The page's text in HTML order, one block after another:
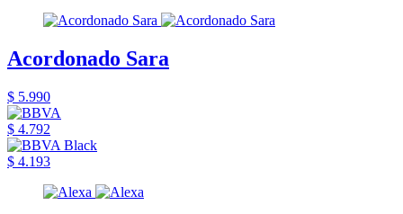
Acordonado Sara
$ 5.990
$ 4.792
$ 4.193